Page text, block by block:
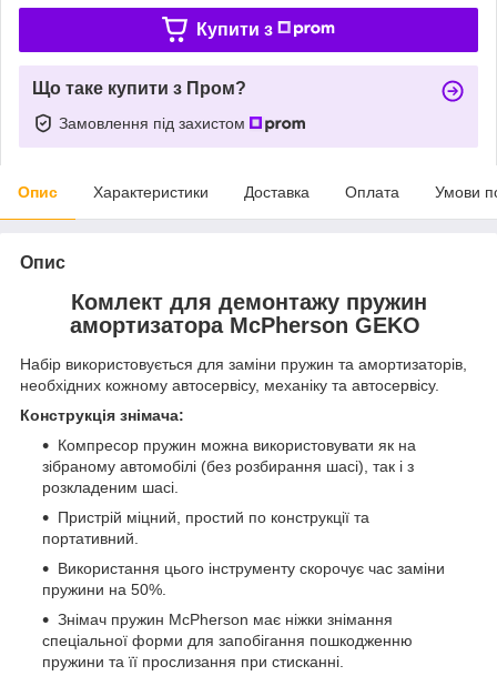
Купити з
Що таке купити з Пром?
Замовлення під захистом
Опис Характеристики Доставка Оплата Умови
Опис
Комлект для демонтажу пружин
амортизатора McPherson GEKO
Набір використовується для заміни пружин та амортизаторів,
необхідних кожному автосервісу, механіку та автосервісу.
Конструкція знімача:
Компресор пружин можна використовувати як на
зібраному автомобілі (без розбирання шасі), так і з
розкладеним шасі.
Пристрій міцний, простий по конструкції та
портативний.
Використання цього інструменту скорочує час заміни
пружини на 50%.
Знімач пружин McPherson має ніжки знімання
спеціальної форми для запобігання пошкодженню
пружини та її прослизання при стисканні.